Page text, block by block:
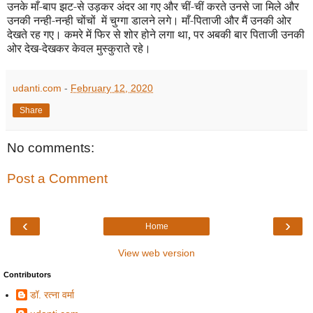
उनके माँ-बाप झट-से उड़कर अंदर आ गए और चीं-चीं करते उनसे जा मिले और
उनकी नन्ही-नन्ही चोंचों में चुग्गा डालने लगे। माँ-पिताजी और मैं उनकी ओर
देखते रह गए। कमरे में फिर से शोर होने लगा था,पर अबकी बार पिताजी उनकी
ओर देख-देखकर केवल मुस्कुराते रहे।
udanti.com - February 12, 2020
Share
No comments:
Post a Comment
‹ ›
Home
View web version
Contributors
डॉ. रत्ना वर्मा